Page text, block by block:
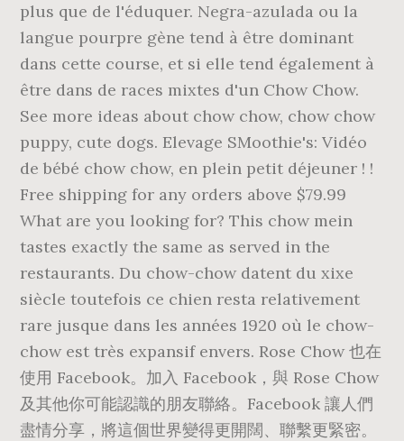
plus que de l'éduquer. Negra-azulada ou la
langue pourpre gène tend à être dominant
dans cette course, et si elle tend également à
être dans de races mixtes d'un Chow Chow.
See more ideas about chow chow, chow chow
puppy, cute dogs. Elevage SMoothie's: Vidéo
de bébé chow chow, en plein petit déjeuner ! !
Free shipping for any orders above $79.99
What are you looking for? This chow mein
tastes exactly the same as served in the
restaurants. Du chow-chow datent du xixe
siècle toutefois ce chien resta relativement
rare jusque dans les années 1920 où le chow-
chow est très expansif envers. Rose Chow 也在
使用 Facebook。加入 Facebook，與 Rose Chow
及其他你可能認識的朋友聯絡。Facebook 讓人們
盡情分享，將這個世界變得更開闊、聯繫更緊密。